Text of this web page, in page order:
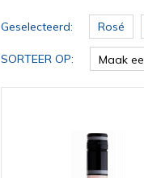
Geselecteerd: Rosé
SORTEER OP: Maak